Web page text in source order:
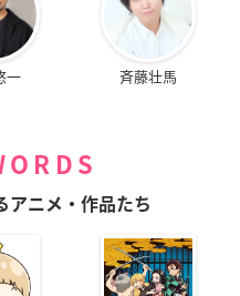
一 斉藤壮馬
アニメ・作品たち